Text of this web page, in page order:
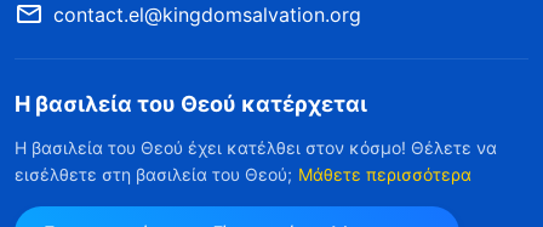
contact.el@kingdomsalvation.org
Η βασιλεία του Θεού κατέρχεται
Η βασιλεία του Θεού έχει κατέλθει στον κόσμο! Θέλετε να
εισέλθετε στη βασιλεία του Θεού; Μάθετε περισσότερα